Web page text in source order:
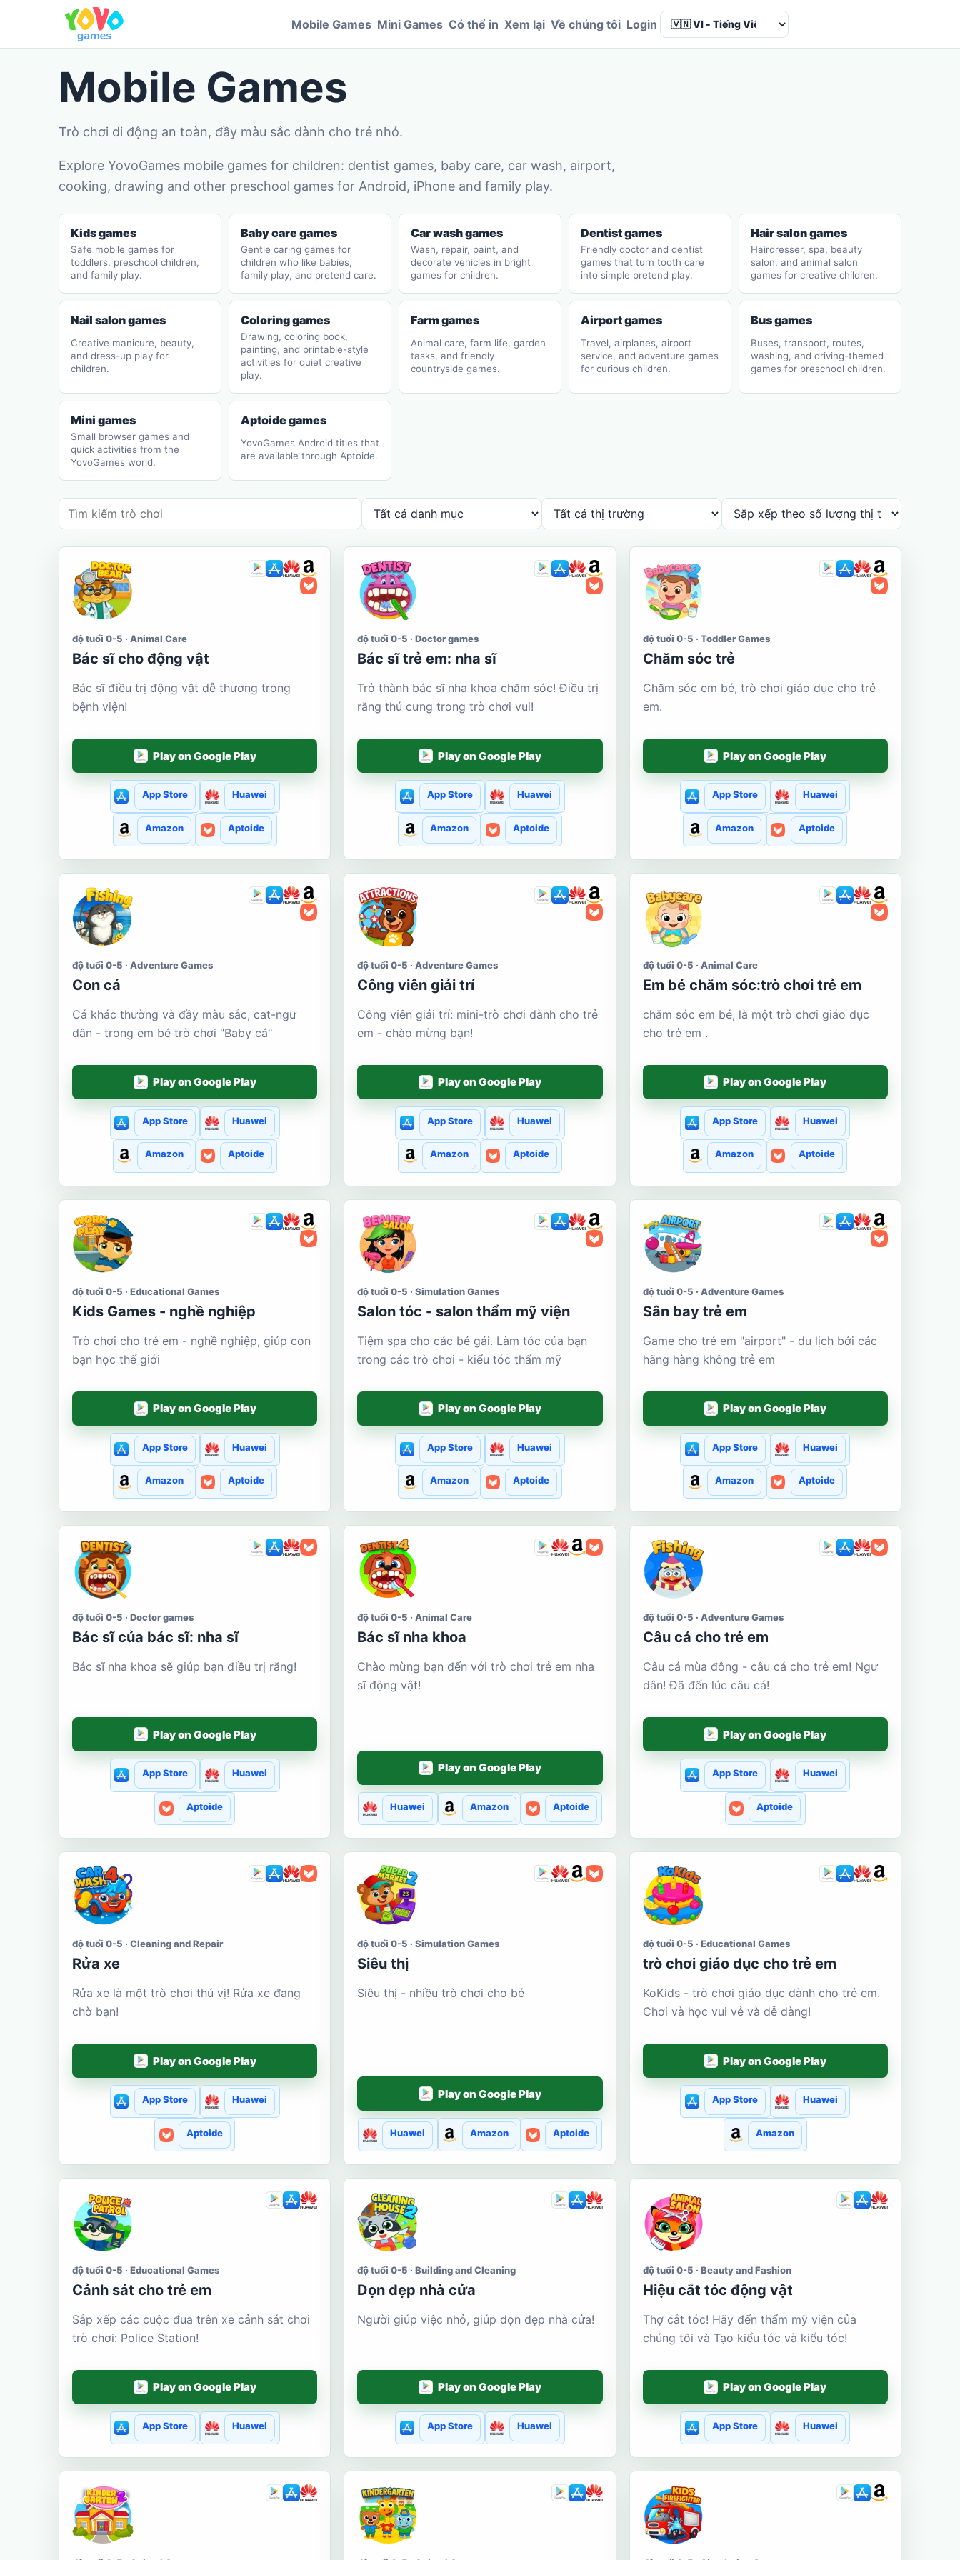
Mobile Games Mini Games Có thể in Xem lại Về chúng tôi Login Language
Mobile Games
Trò chơi di động an toàn, đầy màu sắc dành cho trẻ nhỏ.
Explore YovoGames mobile games for children: dentist games, baby care, car wash, airport,
cooking, drawing and other preschool games for Android, iPhone and family play.
Kids games
Safe mobile games for
toddlers, preschool children,
and family play.
Baby care games
Gentle caring games for
children who like babies,
family play, and pretend care.
Car wash games
Wash, repair, paint, and
decorate vehicles in bright
games for children.
Dentist games
Friendly doctor and dentist
games that turn tooth care
into simple pretend play.
Hair salon games
Hairdresser, spa, beauty
salon, and animal salon
games for creative children.
Nail salon games
Creative manicure, beauty,
and dress-up play for
children.
Coloring games
Drawing, coloring book,
painting, and printable-style
activities for quiet creative
play.
Farm games
Animal care, farm life, garden
tasks, and friendly
countryside games.
Airport games
Travel, airplanes, airport
service, and adventure games
for curious children.
Bus games
Buses, transport, routes,
washing, and driving-themed
games for preschool children.
Mini games
Small browser games and
quick activities from the
YovoGames world.
Aptoide games
YovoGames Android titles that
are available through Aptoide.
độ tuổi 0-5 · Animal Care
Bác sĩ cho động vật
Bác sĩ điều trị động vật dễ thương trong
bệnh viện!
Play on Google Play
App Store Huawei
Amazon Aptoide
độ tuổi 0-5 · Doctor games
Bác sĩ trẻ em: nha sĩ
Trở thành bác sĩ nha khoa chăm sóc! Điều trị
răng thú cưng trong trò chơi vui!
Play on Google Play
App Store Huawei
Amazon Aptoide
độ tuổi 0-5 · Toddler Games
Chăm sóc trẻ
Chăm sóc em bé, trò chơi giáo dục cho trẻ
em.
Play on Google Play
App Store Huawei
Amazon Aptoide
độ tuổi 0-5 · Adventure Games
Con cá
Cá khác thường và đầy màu sắc, cat-ngư
dân - trong em bé trò chơi "Baby cá"
Play on Google Play
App Store Huawei
Amazon Aptoide
độ tuổi 0-5 · Adventure Games
Công viên giải trí
Công viên giải trí: mini-trò chơi dành cho trẻ
em - chào mừng bạn!
Play on Google Play
App Store Huawei
Amazon Aptoide
độ tuổi 0-5 · Animal Care
Em bé chăm sóc:trò chơi trẻ em
chăm sóc em bé, là một trò chơi giáo dục
cho trẻ em .
Play on Google Play
App Store Huawei
Amazon Aptoide
độ tuổi 0-5 · Educational Games
Kids Games - nghề nghiệp
Trò chơi cho trẻ em - nghề nghiệp, giúp con
bạn học thế giới
Play on Google Play
App Store Huawei
Amazon Aptoide
độ tuổi 0-5 · Simulation Games
Salon tóc - salon thẩm mỹ viện
Tiệm spa cho các bé gái. Làm tóc của bạn
trong các trò chơi - kiểu tóc thẩm mỹ
Play on Google Play
App Store Huawei
Amazon Aptoide
độ tuổi 0-5 · Adventure Games
Sân bay trẻ em
Game cho trẻ em "airport" - du lịch bởi các
hãng hàng không trẻ em
Play on Google Play
App Store Huawei
Amazon Aptoide
độ tuổi 0-5 · Doctor games
Bác sĩ của bác sĩ: nha sĩ
Bác sĩ nha khoa sẽ giúp bạn điều trị răng!
Play on Google Play
App Store Huawei
Aptoide
độ tuổi 0-5 · Animal Care
Bác sĩ nha khoa
Chào mừng bạn đến với trò chơi trẻ em nha
sĩ động vật!
Play on Google Play
Huawei Amazon Aptoide
độ tuổi 0-5 · Adventure Games
Câu cá cho trẻ em
Câu cá mùa đông - câu cá cho trẻ em! Ngư
dân! Đã đến lúc câu cá!
Play on Google Play
App Store Huawei
Aptoide
độ tuổi 0-5 · Cleaning and Repair
Rửa xe
Rửa xe là một trò chơi thú vị! Rửa xe đang
chờ bạn!
Play on Google Play
App Store Huawei
Aptoide
độ tuổi 0-5 · Simulation Games
Siêu thị
Siêu thị - nhiều trò chơi cho bé
Play on Google Play
Huawei Amazon Aptoide
độ tuổi 0-5 · Educational Games
trò chơi giáo dục cho trẻ em
KoKids - trò chơi giáo dục dành cho trẻ em.
Chơi và học vui vẻ và dễ dàng!
Play on Google Play
App Store Huawei
Amazon
độ tuổi 0-5 · Educational Games
Cảnh sát cho trẻ em
Sắp xếp các cuộc đua trên xe cảnh sát chơi
trò chơi: Police Station!
Play on Google Play
App Store Huawei
độ tuổi 0-5 · Building and Cleaning
Dọn dẹp nhà cửa
Người giúp việc nhỏ, giúp dọn dẹp nhà cửa!
Play on Google Play
App Store Huawei
độ tuổi 0-5 · Beauty and Fashion
Hiệu cắt tóc động vật
Thợ cắt tóc! Hãy đến thẩm mỹ viện của
chúng tôi và Tạo kiểu tóc và kiểu tóc!
Play on Google Play
App Store Huawei